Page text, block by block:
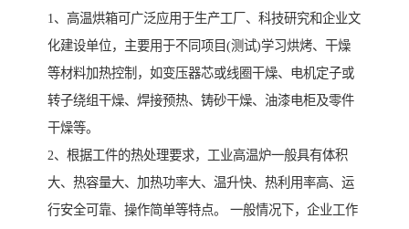
1、高温烘箱可广泛应用于生产工厂、科技研究和企业文
化建设单位，主要用于不同项目(测试)学习烘烤、干燥
等材料加热控制，如变压器芯或线圈干燥、电机定子或
转子绕组干燥、焊接预热、铸砂干燥、油漆电柜及零件
干燥等。
2、根据工件的热处理要求，工业高温炉一般具有体积
大、热容量大、加热功率大、温升快、热利用率高、运
行安全可靠、操作简单等特点。 一般情况下，企业工作